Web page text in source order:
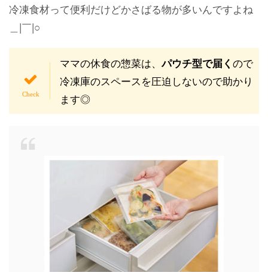
冷凍食材って便利だけどかさばる物が多いんですよね
＿|￣|○
ママの休食の惣菜は、パウチ型で届く ので
冷凍庫のスペースを圧迫しないので助かり
ます◎